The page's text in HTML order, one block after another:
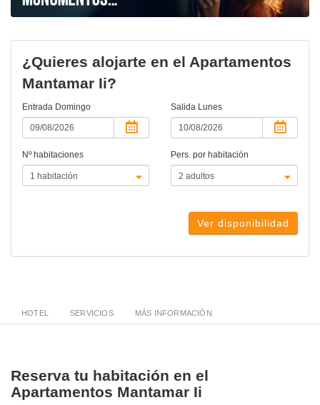
¿Quieres alojarte en el Apartamentos
Mantamar Ii?
Entrada Domingo Salida Lunes
Nº habitaciones Pers. por habitación
Ver disponibilidad
HOTEL SERVICIOS MÁS INFORMACIÓN
Reserva tu habitación en el
Apartamentos Mantamar Ii